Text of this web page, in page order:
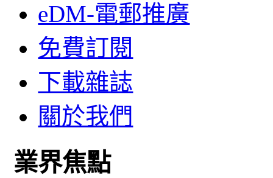
eDM-電郵推廣
免費訂閱
下載雜誌
關於我們
業界焦點